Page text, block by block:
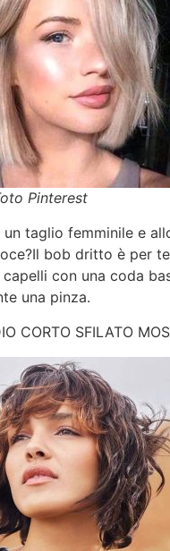
Pinterest
taglio femminile e
bob dritto è per
con una coda
una pinza.
CORTO SFILATO